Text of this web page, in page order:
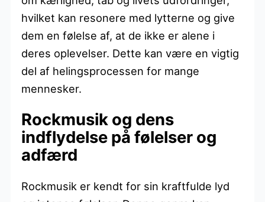
hvilket kan resonere med lytterne og give
dem en følelse af, at de ikke er alene i
deres oplevelser. Dette kan være en vigtig
del af helingsprocessen for mange
mennesker.
Rockmusik og dens
indflydelse på følelser og
adfærd
Rockmusik er kendt for sin kraftfulde lyd